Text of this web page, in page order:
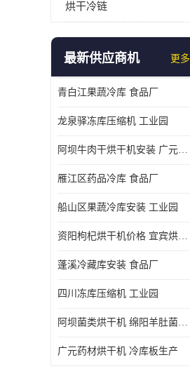
烘干冷链
最新供应商机 更多
青白江果蔬冷库 食品厂
龙泉驿冻库压缩机 工业园
阿坝牛肉干烘干机安装 广元牛肉干烘干机 安装造价
雁江区药品冷库 食品厂
船山区果蔬冷库安装 工业园
资阳枸杞烘干机价格 宜宾烘房价格 冷库板生产
蓬溪冷藏库安装 食品厂
四川冻库压缩机 工业园
阿坝菌类烘干机 绵阳羊肚菌烘干机安装 安装造价
广元药材烘干机 冷库板生产